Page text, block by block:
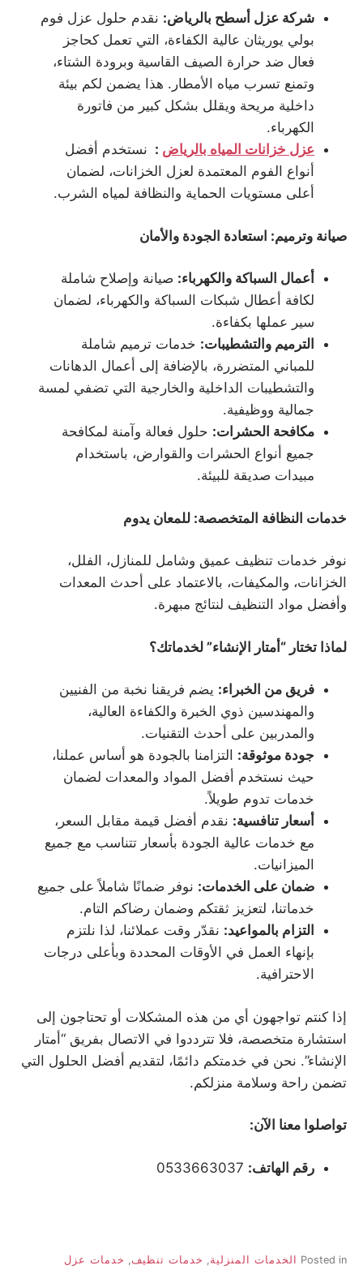
شركة عزل أسطح بالرياض: نقدم حلول عزل فوم
بولي يوريثان عالية الكفاءة، التي تعمل كحاجز
فعال ضد حرارة الصيف القاسية وبرودة الشتاء،
وتمنع تسرب مياه الأمطار. هذا يضمن لكم بيئة
داخلية مريحة ويقلل بشكل كبير من فاتورة
الكهرباء.
عزل خزانات المياه بالرياض : نستخدم أفضل
أنواع الفوم المعتمدة لعزل الخزانات، لضمان
أعلى مستويات الحماية والنظافة لمياه الشرب.
صيانة وترميم: استعادة الجودة والأمان
أعمال السباكة والكهرباء: صيانة وإصلاح شاملة
لكافة أعطال شبكات السباكة والكهرباء، لضمان
سير عملها بكفاءة.
الترميم والتشطيبات: خدمات ترميم شاملة
للمباني المتضررة، بالإضافة إلى أعمال الدهانات
والتشطيبات الداخلية والخارجية التي تضفي لمسة
جمالية ووظيفية.
مكافحة الحشرات: حلول فعالة وآمنة لمكافحة
جميع أنواع الحشرات والقوارض، باستخدام
مبيدات صديقة للبيئة.
خدمات النظافة المتخصصة: للمعان يدوم
نوفر خدمات تنظيف عميق وشامل للمنازل، الفلل،
الخزانات، والمكيفات، بالاعتماد على أحدث المعدات
وأفضل مواد التنظيف لنتائج مبهرة.
لماذا تختار “أمتار الإنشاء” لخدماتك؟
فريق من الخبراء: يضم فريقنا نخبة من الفنيين
والمهندسين ذوي الخبرة والكفاءة العالية،
والمدربين على أحدث التقنيات.
جودة موثوقة: التزامنا بالجودة هو أساس عملنا،
حيث نستخدم أفضل المواد والمعدات لضمان
خدمات تدوم طويلاً.
أسعار تنافسية: نقدم أفضل قيمة مقابل السعر،
مع خدمات عالية الجودة بأسعار تتناسب مع جميع
الميزانيات.
ضمان على الخدمات: نوفر ضمانًا شاملاً على جميع
خدماتنا، لتعزيز ثقتكم وضمان رضاكم التام.
التزام بالمواعيد: نقدّر وقت عملائنا، لذا نلتزم
بإنهاء العمل في الأوقات المحددة وبأعلى درجات
الاحترافية.
إذا كنتم تواجهون أي من هذه المشكلات أو تحتاجون إلى
استشارة متخصصة، فلا تترددوا في الاتصال بفريق “أمتار
الإنشاء”. نحن في خدمتكم دائمًا، لتقديم أفضل الحلول التي
تضمن راحة وسلامة منزلكم.
تواصلوا معنا الآن:
رقم الهاتف:
Posted in الخدمات المنزلية, خدمات تنظيف, خدمات عزل